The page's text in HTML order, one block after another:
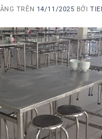
TRÊN 14/11/2025 BỞI